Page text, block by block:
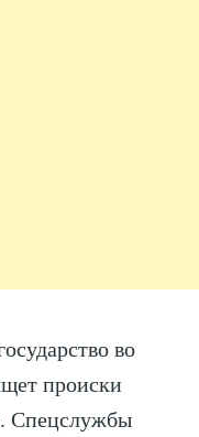
во
происки
Спецслужбы